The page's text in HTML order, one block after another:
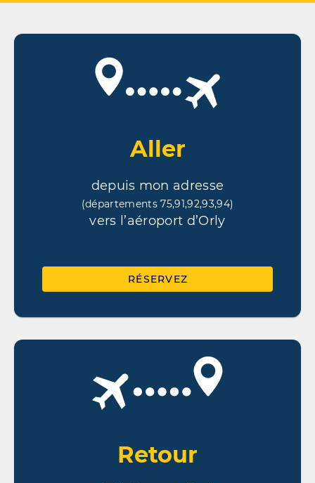
Aller
depuis mon adresse
(départements 75,91,92,93,94)
vers l’aéroport d’Orly
RÉSERVEZ
Retour